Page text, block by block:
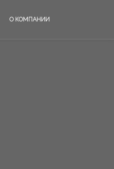
О КОМПАНИИ